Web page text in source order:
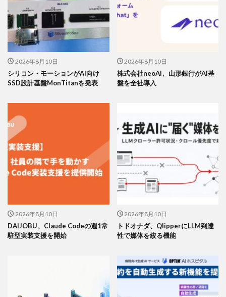
2026年8月10日
シリコン・モーションがAI向け
SSD設計基盤MonTitanを発表
2026年8月10日
株式会社neoAI、山形銀行がAI基
盤を全社導入
2026年8月10日
DAIJOBU、Claude Codeの週1常
駐型実装支援を開始
2026年8月10日
トドオナダ、QlipperにLLM到達
性で媒体を絞る機能